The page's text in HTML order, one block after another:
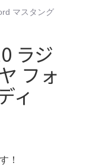
マスタング
ラジ
フォ
ィ
！